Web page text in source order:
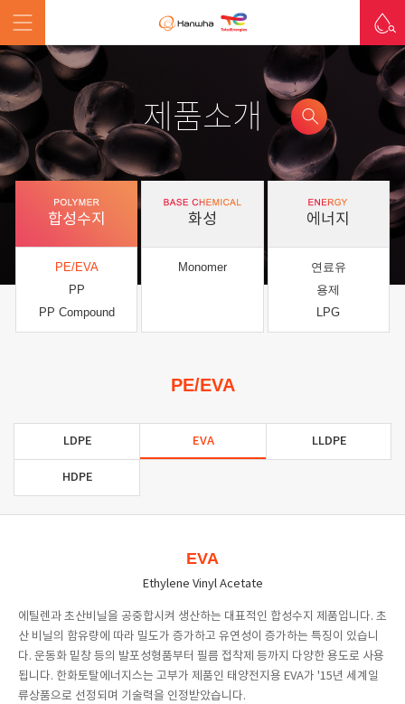
제품소개
합성수지
PE/EVA
PP
PP Compound
화성
Monomer
에너지
연료유
용제
LPG
PE/EVA
LDPE EVA LLDPE
HDPE
EVA
Ethylene Vinyl Acetate
에틸렌과 초산비닐을 공중합시켜 생산하는 대표적인 합성수지 제품입니다. 초
산 비닐의 함유량에 따라 밀도가 증가하고 유연성이 증가하는 특징이 있습니
다. 운동화 밑창 등의 발포성형품부터 필름 접착제 등까지 다양한 용도로 사용
됩니다. 한화토탈에너지스는 고부가 제품인 태양전지용 EVA가 '15년 세계일
류상품으로 선정되며 기술력을 인정받았습니다.